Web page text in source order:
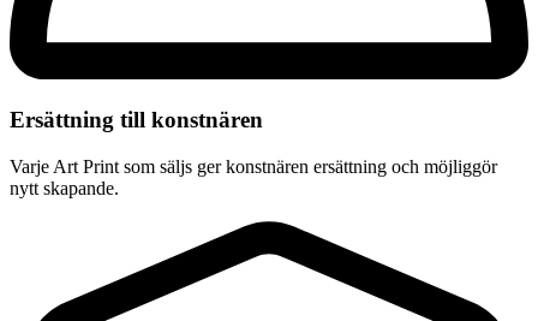
Ersättning till konstnären
Varje Art Print som säljs ger konstnären ersättning och möjliggör
nytt skapande.